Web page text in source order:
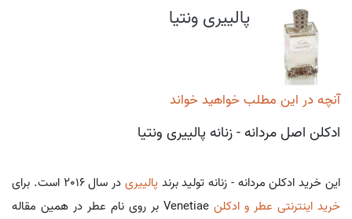
پالییری ونتیا
آنچه در این مطلب خواهید خواند
ادکلن اصل مردانه - زنانه پالییری ونتیا
این خرید ادکلن مردانه - زنانه تولید برندپالییری در سال 2016 است. برای
خرید اینترنتی عطر و ادکلن
Venetiae بر روی نام عطر در همین مقاله